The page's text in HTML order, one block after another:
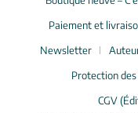
Paiement et
Newsletter
Protection
CGV